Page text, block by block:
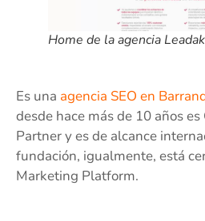
Home de la agencia
Es una agencia SEO en
desde hace más de 10 años
Partner y es de alcance
fundación, igualmente, está
Marketing Platform.